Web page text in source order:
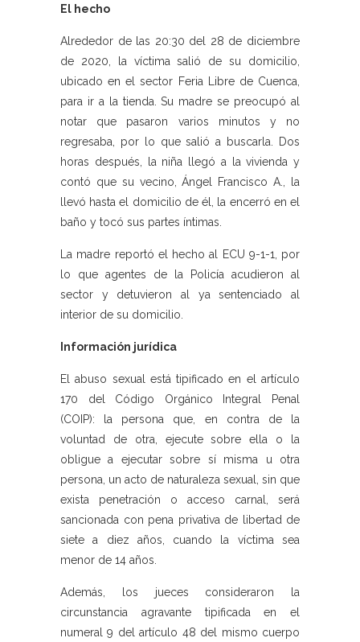
El hecho
Alrededor de las 20:30 del 28 de diciembre
de 2020, la víctima salió de su domicilio,
ubicado en el sector Feria Libre de Cuenca,
para ir a la tienda. Su madre se preocupó al
notar que pasaron varios minutos y no
regresaba, por lo que salió a buscarla. Dos
horas después, la niña llegó a la vivienda y
contó que su vecino, Ángel Francisco A., la
llevó hasta el domicilio de él, la encerró en el
baño y tocó sus partes íntimas.
La madre reportó el hecho al ECU 9-1-1, por
lo que agentes de la Policía acudieron al
sector y detuvieron al ya sentenciado al
interior de su domicilio.
Información jurídica
El abuso sexual está tipificado en el artículo
170 del Código Orgánico Integral Penal
(COIP): la persona que, en contra de la
voluntad de otra, ejecute sobre ella o la
obligue a ejecutar sobre sí misma u otra
persona, un acto de naturaleza sexual, sin que
exista penetración o acceso carnal, será
sancionada con pena privativa de libertad de
siete a diez años, cuando la víctima sea
menor de 14 años.
Además, los jueces consideraron la
circunstancia agravante tipificada en el
numeral 9 del artículo 48 del mismo cuerpo